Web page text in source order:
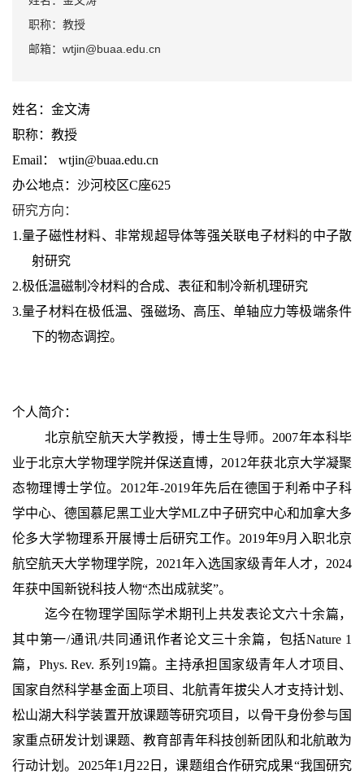
职称：教授
邮箱：wtjin@buaa.edu.cn
姓名：金文涛
职称：教授
Email： wtjin@buaa.edu.cn
办公地点：沙河校区C座625
研究方向：
1.量子磁性材料、非常规超导体等强关联电子材料的中子散
射研究
2.极低温磁制冷材料的合成、表征和制冷新机理研究
3.量子材料在极低温、强磁场、高压、单轴应力等极端条件
下的物态调控。
个人简介：
北京航空航天大学教授，博士生导师。2007年本科毕
业于北京大学物理学院并保送直博，2012年获北京大学凝聚
态物理博士学位。2012年-2019年先后在德国于利希中子科
学中心、德国慕尼黑工业大学MLZ中子研究中心和加拿大多
伦多大学物理系开展博士后研究工作。2019年9月入职北京
航空航天大学物理学院，2021年入选国家级青年人才，2024
年获中国新锐科技人物“杰出成就奖”。
迄今在物理学国际学术期刊上共发表论文六十余篇，
其中第一/通讯/共同通讯作者论文三十余篇，包括Nature 1
篇，Phys. Rev. 系列19篇。主持承担国家级青年人才项目、
国家自然科学基金面上项目、北航青年拔尖人才支持计划、
松山湖大科学装置开放课题等研究项目，以骨干身份参与国
家重点研发计划课题、教育部青年科技创新团队和北航敢为
行动计划。2025年1月22日，课题组合作研究成果“我国研究